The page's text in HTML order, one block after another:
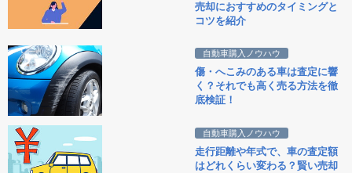
売却におすすめのタイミングと
コツを紹介
自動車購入ノウハウ
傷・へこみのある車は査定に響
く？それでも高く売る方法を徹
底検証！
自動車購入ノウハウ
走行距離や年式で、車の査定額
はどれくらい変わる？賢い売却